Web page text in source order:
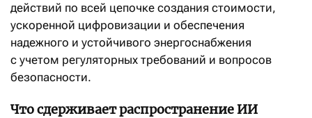
действий по всей цепочке создания стоимости,
ускоренной цифровизации и обеспечения
надежного и устойчивого энергоснабжения
с учетом регуляторных требований и вопросов
безопасности.
Что сдерживает распространение ИИ